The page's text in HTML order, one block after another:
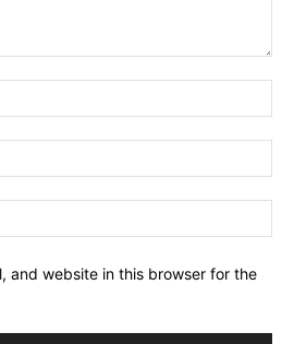
and website in this browser for the